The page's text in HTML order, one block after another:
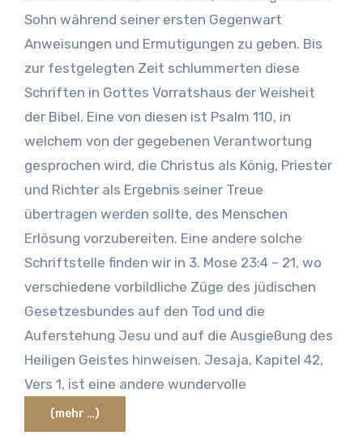
Sohn während seiner ersten Gegenwart
Anweisungen und Ermutigungen zu geben. Bis
zur festgelegten Zeit schlummerten diese
Schriften in Gottes Vorratshaus der Weisheit
der Bibel. Eine von diesen ist Psalm 110, in
welchem von der gegebenen Verantwortung
gesprochen wird, die Christus als König, Priester
und Richter als Ergebnis seiner Treue
übertragen werden sollte, des Menschen
Erlösung vorzubereiten. Eine andere solche
Schriftstelle finden wir in 3. Mose 23:4 – 21, wo
verschiedene vorbildliche Züge des jüdischen
Gesetzesbundes auf den Tod und die
Auferstehung Jesu und auf die Ausgießung des
Heiligen Geistes hinweisen. Jesaja, Kapitel 42,
Vers 1, ist eine andere wundervolle
(mehr …)